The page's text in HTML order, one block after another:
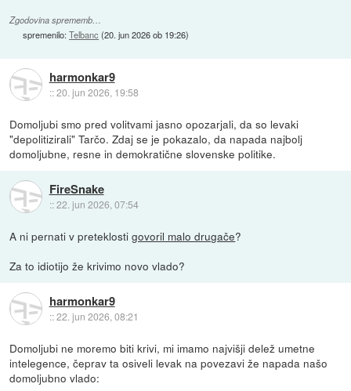
Zgodovina sprememb…
spremenilo:Telbanc (20. jun 2026 ob 19:26)
harmonkar9
::20. jun 2026, 19:58
Domoljubi smo pred volitvami jasno opozarjali, da so levaki
"depolitizirali" Tarčo. Zdaj se je pokazalo, da napada najbolj
domoljubne, resne in demokratične slovenske politike.
FireSnake
::22. jun 2026, 07:54
A ni pernati v preteklostigovoril malo drugače?
Za to idiotijo že krivimo novo vlado?
harmonkar9
::22. jun 2026, 08:21
Domoljubi ne moremo biti krivi, mi imamo najvišji delež umetne
intelegence, čeprav ta osiveli levak na povezavi že napada našo
domoljubno vlado: